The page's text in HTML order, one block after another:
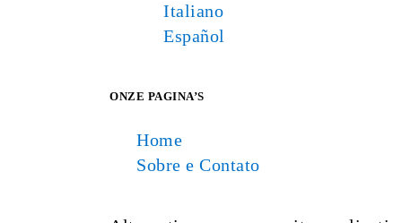
Italiano
Español
ONZE PAGINA’S
Home
Sobre e Contato